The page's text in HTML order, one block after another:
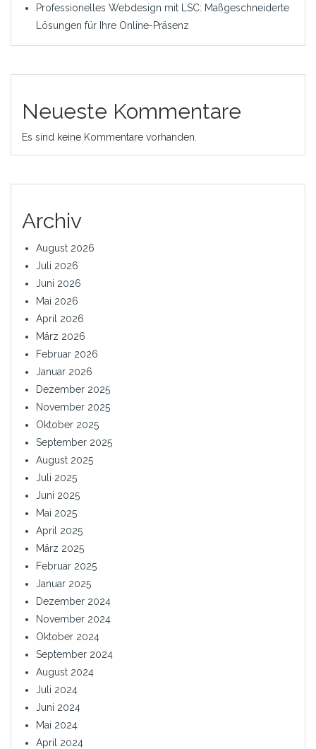
Professionelles Webdesign mit LSC: Maßgeschneiderte
Lösungen für Ihre Online-Präsenz
Neueste Kommentare
Es sind keine Kommentare vorhanden.
Archiv
August 2026
Juli 2026
Juni 2026
Mai 2026
April 2026
März 2026
Februar 2026
Januar 2026
Dezember 2025
November 2025
Oktober 2025
September 2025
August 2025
Juli 2025
Juni 2025
Mai 2025
April 2025
März 2025
Februar 2025
Januar 2025
Dezember 2024
November 2024
Oktober 2024
September 2024
August 2024
Juli 2024
Juni 2024
Mai 2024
April 2024